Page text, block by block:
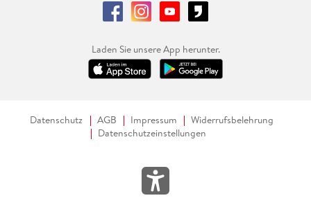
Laden Sie unsere App herunter.
Datenschutz AGB Impressum
Widerrufsbelehrung
Datenschutzeinstellungen